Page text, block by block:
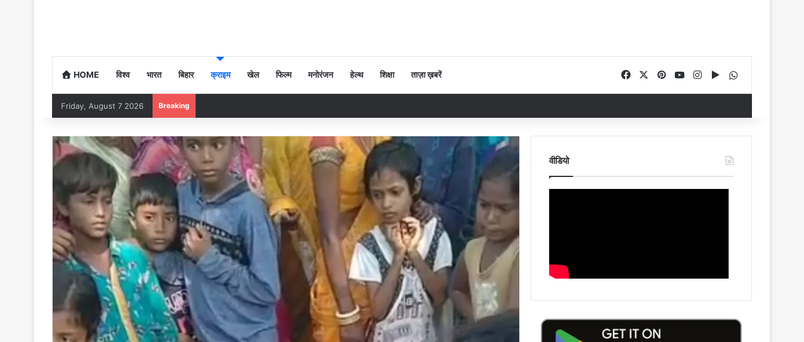
HOME विश्व भारत बिहार क्राइम खेल फिल्म मनोरंजन हेल्थ शिक्षा ताज़ा ख़बरें FacebookPinterestYouTubeInstagram
Google Play
Friday, August 7 2026 Breaking
वीडियो